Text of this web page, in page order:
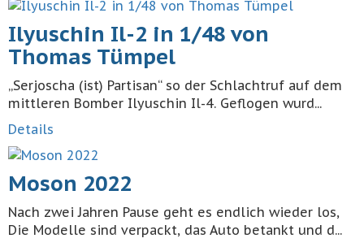
Ilyuschin Il-2 in 1/48 von
Thomas Tümpel
„Serjoscha (ist) Partisan“ so der Schlachtruf auf dem
mittleren Bomber Ilyuschin Il-4. Geflogen wurd...
Details
Moson 2022
Nach zwei Jahren Pause geht es endlich wieder los,
Die Modelle sind verpackt, das Auto betankt und d...